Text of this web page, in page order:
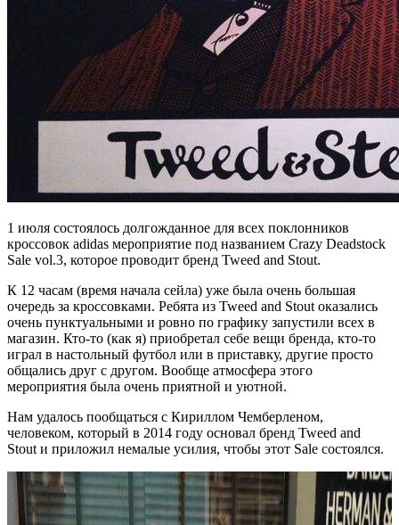
1 июля состоялось долгожданное для всех поклонников
кроссовок adidas мероприятие под названием Crazy Deadstock
Sale vol.3, которое проводит бренд Tweed and Stout.
К 12 часам (время начала сейла) уже была очень большая
очередь за кроссовками. Ребята из Tweed and Stout оказались
очень пунктуальными и ровно по графику запустили всех в
магазин. Кто-то (как я) приобретал себе вещи бренда, кто-то
играл в настольный футбол или в приставку, другие просто
общались друг с другом. Вообще атмосфера этого
мероприятия была очень приятной и уютной.
Нам удалось пообщаться с Кириллом Чемберленом,
человеком, который в 2014 году основал бренд Tweed and
Stout и приложил немалые усилия, чтобы этот Sale состоялся.